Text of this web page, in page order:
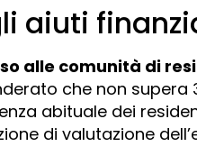
aiuti
alle comunità di
che non supera
abituale dei
di valutazione